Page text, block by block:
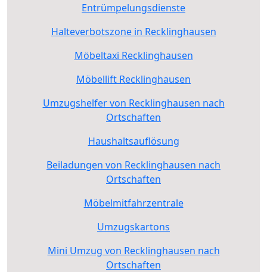
Entrümpelungsdienste
Halteverbotszone in Recklinghausen
Möbeltaxi Recklinghausen
Möbellift Recklinghausen
Umzugshelfer von Recklinghausen nach
Ortschaften
Haushaltsauflösung
Beiladungen von Recklinghausen nach
Ortschaften
Möbelmitfahrzentrale
Umzugskartons
Mini Umzug von Recklinghausen nach
Ortschaften